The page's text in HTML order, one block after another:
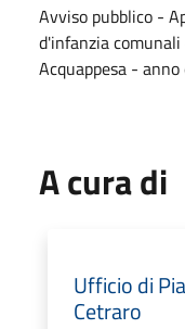
Avviso pubblico -
d'infanzia comunali
Acquappesa -
A cura di
Ufficio di
Cetraro